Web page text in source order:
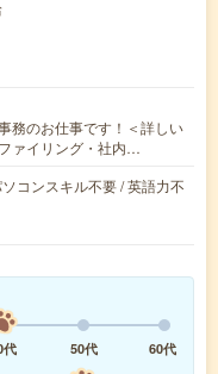
務のお仕事です！＜詳しい
ァイリング・社内…
コンスキル不要 / 英語力不
代 50代
60代